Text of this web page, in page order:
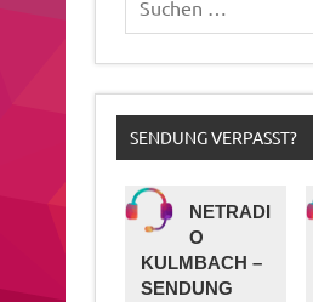
SENDUNG VERPASST?
NETRADI
O
KULMBACH –
SENDUNG